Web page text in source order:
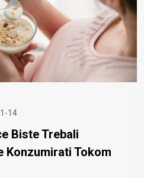
14
Biste Trebali
Konzumirati Tokom